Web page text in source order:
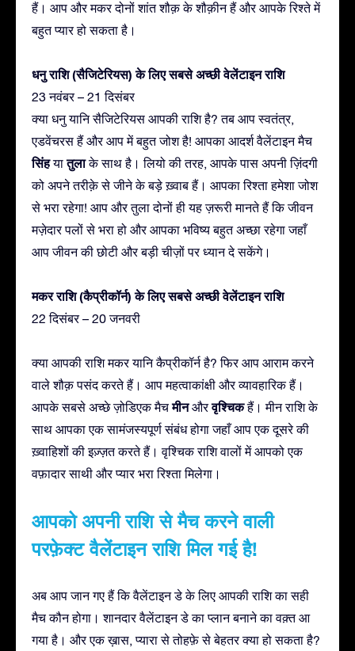
हैं। आप और मकर दोनों शांत शौक़ के शौक़ीन हैं और आपके रिश्ते में
बहुत प्यार हो सकता है।
धनु राशि (सैजिटेरियस) के लिए सबसे अच्छी वेलेंटाइन राशि
23 नवंबर – 21 दिसंबर
क्या धनु यानि सैजिटेरियस आपकी राशि है? तब आप स्वतंत्र,
एडवेंचरस हैं और आप में बहुत जोश है! आपका आदर्श वैलेंटाइन मैच
सिंहयातुलाके साथ है। लियो की तरह, आपके पास अपनी ज़िंदगी
को अपने तरीक़े से जीने के बड़े ख़्वाब हैं। आपका रिश्ता हमेशा जोश
से भरा रहेगा! आप और तुला दोनों ही यह ज़रूरी मानते हैं कि जीवन
मज़ेदार पलों से भरा हो और आपका भविष्य बहुत अच्छा रहेगा जहाँ
आप जीवन की छोटी और बड़ी चीज़ों पर ध्यान दे सकेंगे।
मकर राशि (कैप्रीकॉर्न) के लिए सबसे अच्छी वेलेंटाइन राशि
22 दिसंबर – 20 जनवरी
क्या आपकी राशि मकर यानि कैप्रीकॉर्न है? फिर आप आराम करने
वाले शौक़ पसंद करते हैं। आप महत्वाकांक्षी और व्यावहारिक हैं।
आपके सबसे अच्छे ज़ोडिएक मैचमीनऔरवृश्चिकहैं। मीन राशि के
साथ आपका एक सामंजस्यपूर्ण संबंध होगा जहाँ आप एक दूसरे की
ख़्वाहिशों की इज़्ज़त करते हैं। वृश्चिक राशि वालों में आपको एक
वफ़ादार साथी और प्यार भरा रिश्ता मिलेगा।
आपको अपनी राशि से मैच करने वाली
परफ़ेक्ट वैलेंटाइन राशि मिल गई है!
अब आप जान गए हैं कि वैलेंटाइन डे के लिए आपकी राशि का सही
मैच कौन होगा। शानदार वैलेंटाइन डे का प्लान बनाने का वक़्त आ
गया है। और एक ख़ास, प्यारा से तोहफ़े से बेहतर क्या हो सकता है?